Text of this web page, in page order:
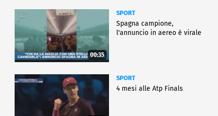
00:35
SPORT
Spagna campione,
l'annuncio in aereo è virale
SPORT
4 mesi alle Atp Finals